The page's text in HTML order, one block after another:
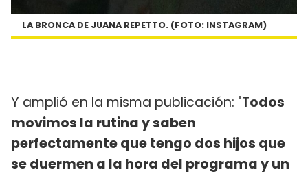
LA BRONCA DE JUANA REPETTO. (FOTO: INSTAGRAM)
Y amplió en la misma publicación: "Todos
movimos la rutina y saben
perfectamente que tengo dos hijos que
se duermen a la hora del programa y un